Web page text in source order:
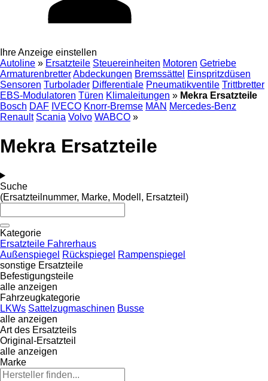
Ihre Anzeige einstellen
Autoline » Ersatzteile Steuereinheiten Motoren Getriebe
ArmaturenbretterAbdeckungen Bremssättel Einspritzdüsen
Sensoren Turbolader Differentiale Pneumatikventile Trittbretter
EBS-Modulatoren Türen Klimaleitungen » Mekra Ersatzteile
Bosch DAF IVECO Knorr-Bremse MAN Mercedes-Benz
Renault Scania Volvo WABCO »
Mekra Ersatzteile
Suche
(Ersatzteilnummer, Marke, Modell, Ersatzteil)
Kategorie
Ersatzteile Fahrerhaus
Außenspiegel Rückspiegel Rampenspiegel
sonstige Ersatzteile
Befestigungsteile
alle anzeigen
Fahrzeugkategorie
LKWs Sattelzugmaschinen Busse
alle anzeigen
Art des Ersatzteils
Original-Ersatzteil
alle anzeigen
Marke